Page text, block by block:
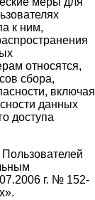
к ним,
относятся,
сбора,
включая
данных
доступа
г. № 152-